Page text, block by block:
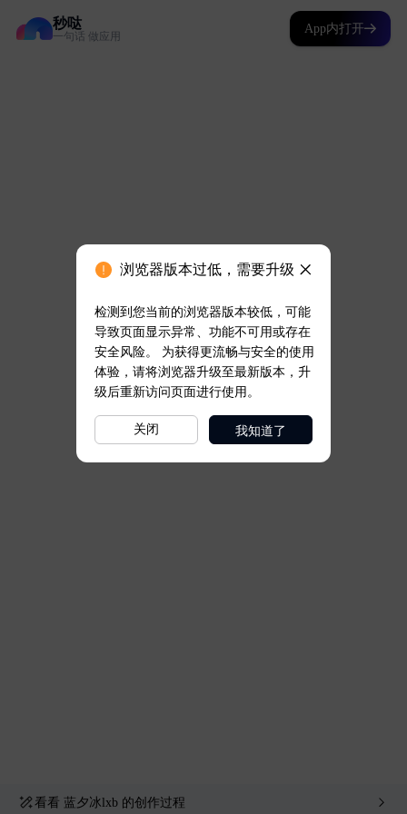
秒哒
一句话 做应用
App内打开
看看 蓝夕冰lxb 的创作过程
浏览器版本过低，需要升级
检测到您当前的浏览器版本较低，可能
导致页面显示异常、功能不可用或存在
安全风险。 为获得更流畅与安全的使用
体验，请将浏览器升级至最新版本，升
级后重新访问页面进行使用。
关闭 我知道了